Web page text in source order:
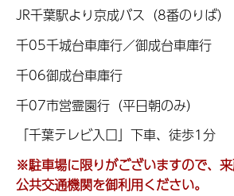
JR千葉駅より京成バス（8番のりば）
千05千城台車庫行／御成台車庫行
千06御成台車庫行
千07市営霊園行（平日朝のみ）
「千葉テレビ入口」下車、徒歩1分
※駐車場に限りがございますので、来
公共交通機関を御利用ください。